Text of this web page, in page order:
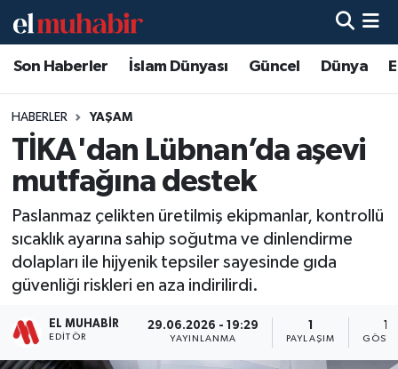
Son Haberler İslam Dünyası Güncel Dünya
HABERLER YAŞAM
TİKA'dan Lübnan’da aşevi
mutfağına destek
Paslanmaz çelikten üretilmiş ekipmanlar, kontrollü
sıcaklık ayarına sahip soğutma ve dinlendirme
dolapları ile hijyenik tepsiler sayesinde gıda
güvenliği riskleri en aza indirilirdi.
EL MUHABIR
EDITÖR
29.06.2026 - 19:29
YAYINLANMA PAYLAŞIM
Hava Durumu
Trafik Durumu
Süper Lig Puan Durumu ve Fikstür
Son Dakika Haberleri
Haber Arşivi